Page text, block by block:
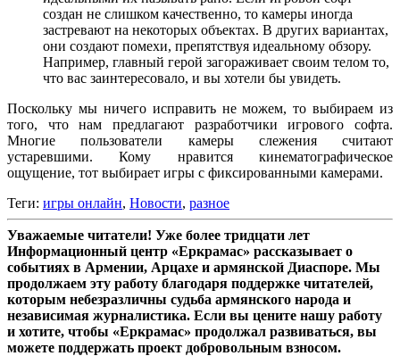
создан не слишком качественно, то камеры иногда
застревают на некоторых объектах. В других вариантах,
они создают помехи, препятствуя идеальному обзору.
Например, главный герой загораживает своим телом то,
что вас заинтересовало, и вы хотели бы увидеть.
Поскольку мы ничего исправить не можем, то выбираем из
того, что нам предлагают разработчики игрового софта.
Многие пользователи камеры слежения считают
устаревшими. Кому нравится кинематографическое
ощущение, тот выбирает игры с фиксированными камерами.
Теги: игры онлайн, Новости, разное
Уважаемые читатели! Уже более тридцати лет
Информационный центр «Еркрамас» рассказывает о
событиях в Армении, Арцахе и армянской Диаспоре. Мы
продолжаем эту работу благодаря поддержке читателей,
которым небезразличны судьба армянского народа и
независимая журналистика. Если вы цените нашу работу
и хотите, чтобы «Еркрамас» продолжал развиваться, вы
можете поддержать проект добровольным взносом.